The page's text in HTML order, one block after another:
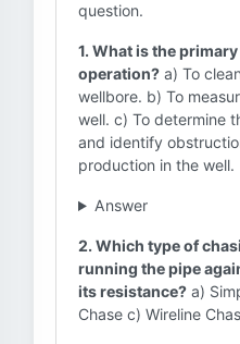
question.
1. What is the
operation? a) To
wellbore. b) To
well. c) To determine
and identify
production in the well.
Answer
2. Which type of
running the pipe
its resistance? a)
Chase c) Wireline